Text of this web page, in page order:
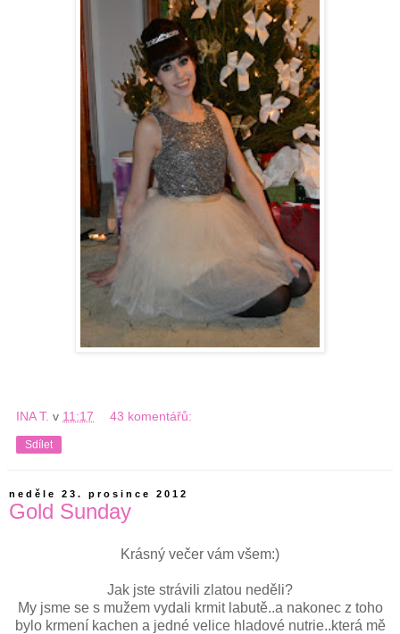
INA T. v 11:17 43 komentářů:
Sdílet
neděle 23. prosince 2012
Gold Sunday
Krásný večer vám všem:)
Jak jste strávili zlatou neděli?
My jsme se s mužem vydali krmit labutě..a nakonec z toho
bylo krmení kachen a jedné velice hladové nutrie..která mě